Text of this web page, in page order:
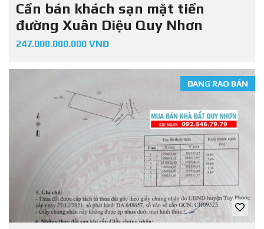
Cần bán khách sạn mặt tiền
đường Xuân Diệu Quy Nhơn
247.000.000.000 VNĐ
ĐANG RAO BÁN